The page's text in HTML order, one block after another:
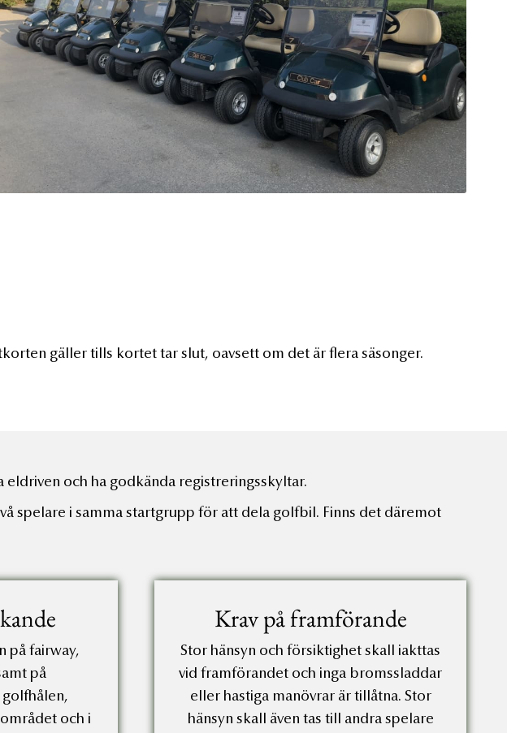
gäller tills kortet tar slut, oavsett om det är flera säsonger.
och ha godkända registreringsskyltar.
spelare i samma startgrupp för att dela golfbil. Finns det däremot
på fairway,
på
och i
Krav på framförande
Stor hänsyn och försiktighet skall iakttas
vid framförandet och inga bromssladdar
eller hastiga manövrar är tillåtna. Stor
hänsyn skall även tas till andra spelare